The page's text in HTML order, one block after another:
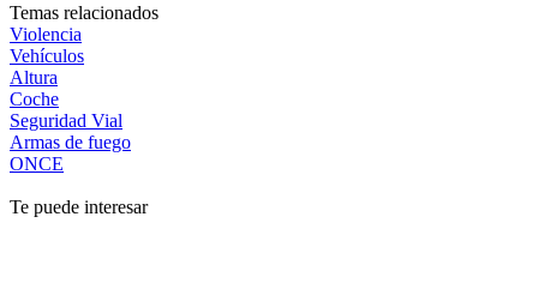
Temas relacionados
Violencia
Vehículos
Altura
Coche
Seguridad Vial
Armas de fuego
ONCE
Te puede interesar